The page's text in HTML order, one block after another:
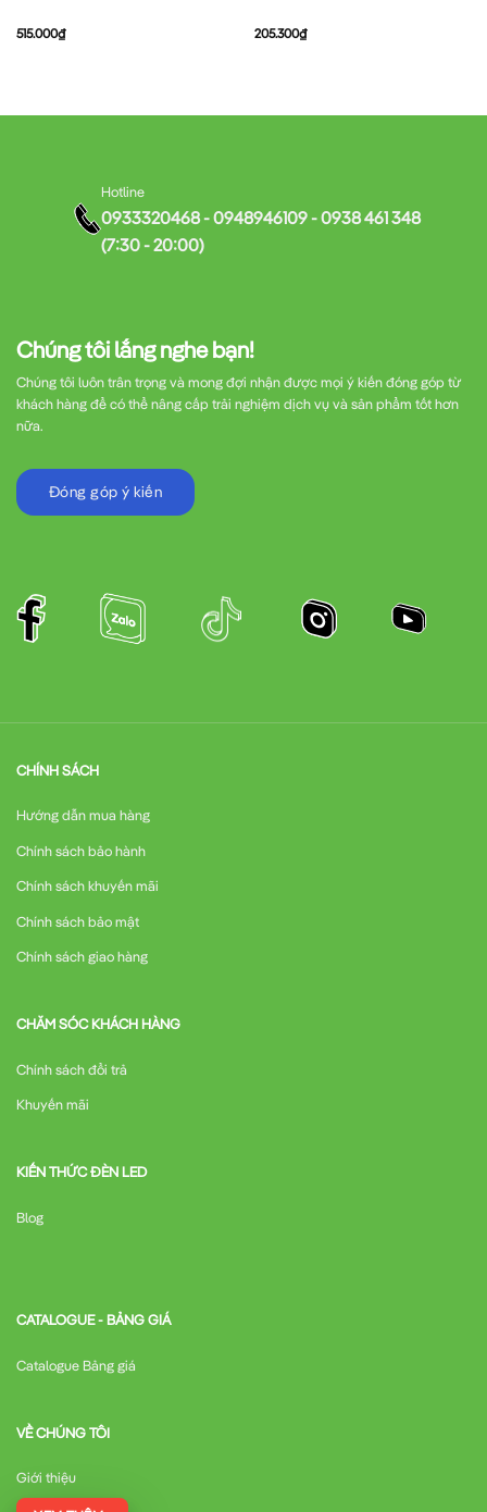
515.000₫ 205.300₫
Chúng tôi lắng nghe bạn!
Chúng tôi luôn trân trọng và mong đợi nhận được mọi ý kiến đóng góp từ
khách hàng để có thể nâng cấp trải nghiệm dịch vụ và sản phẩm tốt hơn
nữa.
Đóng góp ý kiến
Hotline
0933320468 - 0948946109 - 0938 461 348
(7:30 - 20:00)
CHÍNH SÁCH
Hướng dẫn mua hàng
Chính sách bảo hành
Chính sách khuyến mãi
Chính sách bảo mật
Chính sách giao hàng
CHĂM SÓC KHÁCH HÀNG
Chính sách đổi trả
Khuyến mãi
KIẾN THỨC ĐÈN LED
Blog
CATALOGUE - BẢNG GIÁ
Catalogue Bảng giá
VỀ CHÚNG TÔI
Giới thiệu